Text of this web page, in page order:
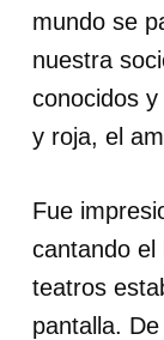
mundo se
nuestra
conocidos
y roja, el
Fue
cantando el
teatros
pantalla.